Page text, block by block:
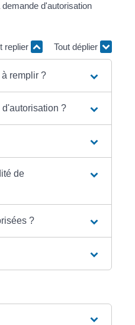
d'autorisation
replier Tout déplier
remplir ?
?
de
?